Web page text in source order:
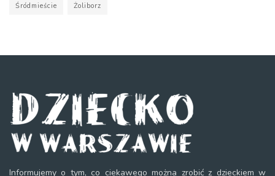
Śródmieście Żoliborz
Informujemy o tym, co ciekawego można zrobić z dzieckiem w